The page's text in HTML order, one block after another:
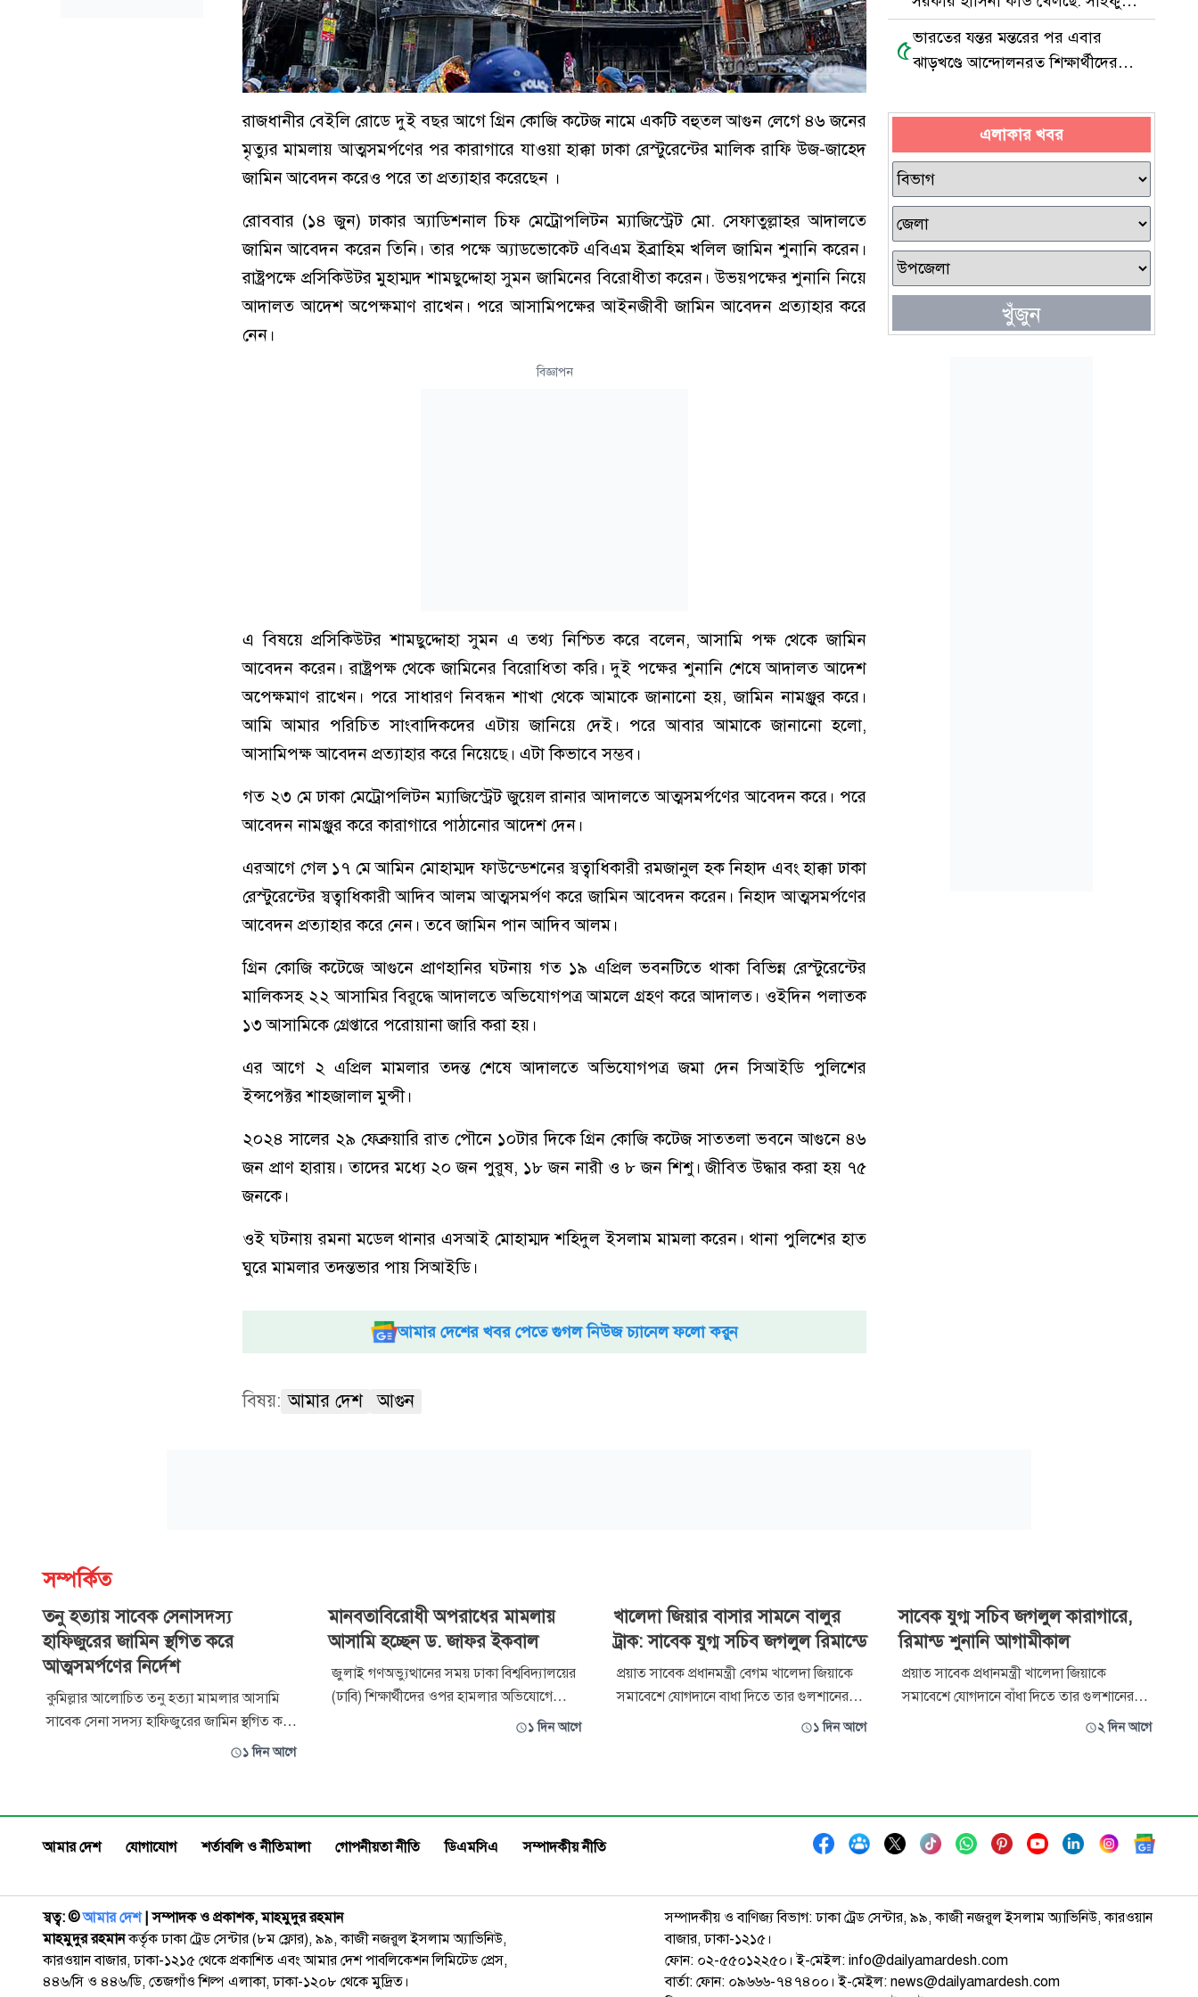
রাজধানীর বেইলি রোডে দুই বছর আগে গ্রিন কোজি কটেজ নামে একটি বহুতল আগুন লেগে ৪৬ জনের
মৃত্যুর মামলায় আত্মসমর্পণের পর কারাগারে যাওয়া হাক্কা ঢাকা রেস্টুরেন্টের মালিক রাফি উজ-জাহেদ
জামিন আবেদন করেও পরে তা প্রত্যাহার করেছেন ।
রোববার (১৪ জুন) ঢাকার অ্যাডিশনাল চিফ মেট্রোপলিটন ম্যাজিস্ট্রেট মো. সেফাতুল্লাহর আদালতে
জামিন আবেদন করেন তিনি। তার পক্ষে অ্যাডভোকেট এবিএম ইব্রাহিম খলিল জামিন শুনানি করেন।
রাষ্ট্রপক্ষে প্রসিকিউটর মুহাম্মদ শামছুদ্দোহা সুমন জামিনের বিরোধীতা করেন। উভয়পক্ষের শুনানি নিয়ে
আদালত আদেশ অপেক্ষমাণ রাখেন। পরে আসামিপক্ষের আইনজীবী জামিন আবেদন প্রত্যাহার করে
নেন।
বিজ্ঞাপন
এ বিষয়ে প্রসিকিউটর শামছুদ্দোহা সুমন এ তথ্য নিশ্চিত করে বলেন, আসামি পক্ষ থেকে জামিন
আবেদন করেন। রাষ্ট্রপক্ষ থেকে জামিনের বিরোধিতা করি। দুই পক্ষের শুনানি শেষে আদালত আদেশ
অপেক্ষমাণ রাখেন। পরে সাধারণ নিবন্ধন শাখা থেকে আমাকে জানানো হয়, জামিন নামঞ্জুর করে।
আমি আমার পরিচিত সাংবাদিকদের এটায় জানিয়ে দেই। পরে আবার আমাকে জানানো হলো,
আসামিপক্ষ আবেদন প্রত্যাহার করে নিয়েছে। এটা কিভাবে সম্ভব।
গত ২৩ মে ঢাকা মেট্রোপলিটন ম্যাজিস্ট্রেট জুয়েল রানার আদালতে আত্মসমর্পণের আবেদন করে। পরে
আবেদন নামঞ্জুর করে কারাগারে পাঠানোর আদেশ দেন।
এরআগে গেল ১৭ মে আমিন মোহাম্মদ ফাউন্ডেশনের স্বত্বাধিকারী রমজানুল হক নিহাদ এবং হাক্কা ঢাকা
রেস্টুরেন্টের স্বত্বাধিকারী আদিব আলম আত্মসমর্পণ করে জামিন আবেদন করেন। নিহাদ আত্মসমর্পণের
আবেদন প্রত্যাহার করে নেন। তবে জামিন পান আদিব আলম।
গ্রিন কোজি কটেজে আগুনে প্রাণহানির ঘটনায় গত ১৯ এপ্রিল ভবনটিতে থাকা বিভিন্ন রেস্টুরেন্টের
মালিকসহ ২২ আসামির বিরুদ্ধে আদালতে অভিযোগপত্র আমলে গ্রহণ করে আদালত। ওইদিন পলাতক
১৩ আসামিকে গ্রেপ্তারে পরোয়ানা জারি করা হয়।
এর আগে ২ এপ্রিল মামলার তদন্ত শেষে আদালতে অভিযোগপত্র জমা দেন সিআইডি পুলিশের
ইন্সপেক্টর শাহজালাল মুন্সী।
২০২৪ সালের ২৯ ফেব্রুয়ারি রাত পৌনে ১০টার দিকে গ্রিন কোজি কটেজ সাততলা ভবনে আগুনে ৪৬
জন প্রাণ হারায়। তাদের মধ্যে ২০ জন পুরুষ, ১৮ জন নারী ও ৮ জন শিশু। জীবিত উদ্ধার করা হয় ৭৫
জনকে।
ওই ঘটনায় রমনা মডেল থানার এসআই মোহাম্মদ শহিদুল ইসলাম মামলা করেন। থানা পুলিশের হাত
ঘুরে মামলার তদন্তভার পায় সিআইডি।
আমার দেশের খবর পেতে গুগল নিউজ চ্যানেল ফলো করুন
বিষয়: আমার দেশ আগুন
হক
৫ভারতের যন্তর মন্তরের পর এবার
ঝাড়খণ্ডে আন্দোলনরত শিক্ষার্থীদের
এলাকার খবর
খুঁজুন
সম্পর্কিত
তনু হত্যায় সাবেক সেনাসদস্য
হাফিজুরের জামিন স্থগিত করে
আত্মসমর্পণের নির্দেশ
কুমিল্লার আলোচিত তনু হত্যা মামলার আসামি
সাবেক সেনা সদস্য হাফিজুরের জামিন স্থগিত করে
আত্মসমর্পণের নির্দেশ দিয়েছে সংশ্লিষ্ট নিম্ন
আবেদনের পর আপিল বিভাগের চেম্বার বিচারপতি
মো. রেজাউল হক এ আদেশ দেন। অ্যা
১ দিন আগে
মানবতাবিরোধী অপরাধের মামলায়
আসামি হচ্ছেন ড. জাফর ইকবাল
জুলাই গণঅভ্যুত্থানের সময় ঢাকা বিশ্ববিদ্যালয়ের
(ঢাবি) শিক্ষার্থীদের ওপর হামলার অভিযোগে
মানবতাবিরোধী অপরাধের মামলায় অধ্যাপক ড.
নিজামুল হক মানিক, শিক্ষক কে এম জামাল উদ্দি
১ দিন আগে
খালেদা জিয়ার বাসার সামনে বালুর
ট্রাক: সাবেক যুগ্ম সচিব জগলুল রিমান্ডে
প্রয়াত সাবেক প্রধানমন্ত্রী বেগম খালেদা জিয়াকে
সমাবেশে যোগদানে বাধা দিতে তার গুলশানের
বাসার সামনে বালুভর্তি ট্রাক রেখে প্রতিবন্ধকতা
আদালত।
১ দিন আগে
সাবেক যুগ্ম সচিব জগলুল কারাগারে,
রিমান্ড শুনানি আগামীকাল
প্রয়াত সাবেক প্রধানমন্ত্রী খালেদা জিয়াকে
সমাবেশে যোগদানে বাঁধা দিতে তার গুলশানের
বাসভবনে সামনে বালুভর্তি ট্রাক রেখে প্রতিবন্ধকতা
১০ দিনের রিমান্ড আবেদনের ওপর আগামী
২ দিন আগে
আমার দেশ যোগাযোগ শর্তাবলি ও নীতিমালা গোপনীয়তা নীতি ডিএমসিএ সম্পাদকীয় নীতি
স্বত্ব: ©️আমার দেশ| সম্পাদক ও প্রকাশক, মাহমুদুর রহমান
মাহমুদুর রহমানকর্তৃক ঢাকা ট্রেড সেন্টার (৮ম ফ্লোর), ৯৯, কাজী নজরুল ইসলাম অ্যাভিনিউ,
কারওয়ান বাজার, ঢাকা-১২১৫ থেকে প্রকাশিত এবং আমার দেশ পাবলিকেশন লিমিটেড প্রেস,
৪৪৬/সি ও ৪৪৬/ডি, তেজগাঁও শিল্প এলাকা, ঢাকা-১২০৮ থেকে মুদ্রিত।
সম্পাদকীয় ও বাণিজ্য বিভাগ: ঢাকা ট্রেড সেন্টার, ৯৯, কাজী নজরুল ইসলাম অ্যাভিনিউ, কারওয়ান
বাজার, ঢাকা-১২১৫।
ফোন: ০২-৫৫০১২২৫০। ই-মেইল: info@dailyamardesh.com
বার্তা: ফোন: ০৯৬৬৬-৭৪৭৪০০। ই-মেইল: news@dailyamardesh.com